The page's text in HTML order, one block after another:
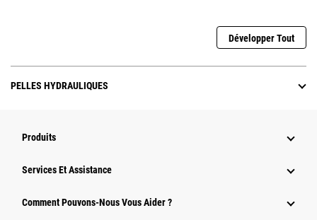
Développer Tout
PELLES HYDRAULIQUES
Produits
Services Et Assistance
Comment Pouvons-Nous Vous Aider ?